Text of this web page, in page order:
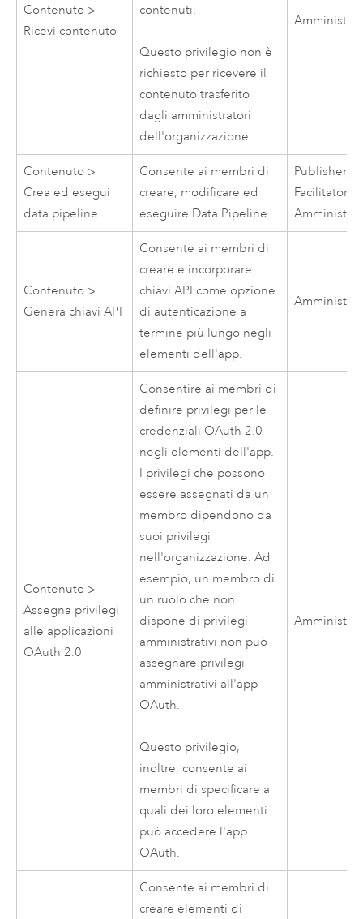
Contenuto >
Ricevi contenuto
contenuti.
Questo privilegio non è
richiesto per ricevere il
contenuto trasferito
dagli amministratori
dell'organizzazione.
Contenuto >
Crea ed esegui
data pipeline
Consente ai membri di
creare, modificare ed
eseguire Data Pipeline.
Publisher,
Facilitatore,
Contenuto >
Genera chiavi API
Consente ai membri di
creare e incorporare
chiavi API come opzione
di autenticazione a
termine più lungo negli
elementi dell'app.
Contenuto >
Assegna privilegi
alle applicazioni
OAuth 2.0
Consentire ai membri di
definire privilegi per le
credenziali OAuth 2.0
negli elementi dell'app.
I privilegi che possono
essere assegnati da un
membro dipendono da
suoi privilegi
nell'organizzazione. Ad
esempio, un membro di
un ruolo che non
dispone di privilegi
amministrativi non può
assegnare privilegi
amministrativi all'app
OAuth.
Questo privilegio,
inoltre, consente ai
membri di specificare a
quali dei loro elementi
può accedere l'app
OAuth.
Consente ai membri di
creare elementi di